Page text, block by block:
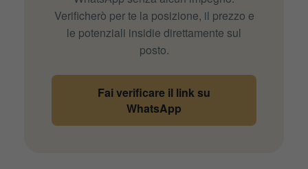
Verificherò per te la posizione, il prezzo e
le potenziali insidie direttamente sul
posto.
Fai verificare il link su
WhatsApp